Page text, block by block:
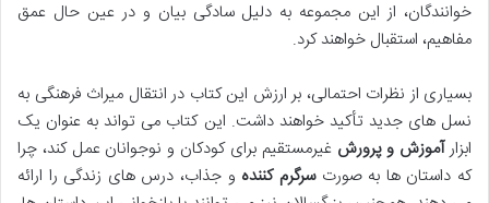
خوانندگان، از این مجموعه به دلیل سادگی بیان و در عین حال عمق
مفاهیم، استقبال خواهند کرد.
بسیاری از نظرات احتمالی، بر ارزش این کتاب در انتقال میراث فرهنگی به
نسل های جدید تأکید خواهند داشت. این کتاب می تواند به عنوان یک
ابزارآموزش و پرورش غیرمستقیم برای کودکان و نوجوانان عمل کند، چرا
که داستان ها به صورتسرگرم کننده و جذاب، درس های زندگی را ارائه